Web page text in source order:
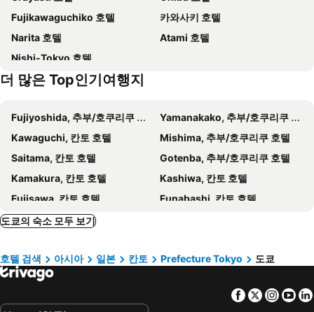
Shinjuku Kuyakusho-mae Capsule Hotel
Sakura Hotel Nippori
호텔 마이스테이스 오차노미즈 컨퍼런스 센터
Hotel Yaenomidori Tokyo
YOTEL Tokyo Ginza
Ginza International Hotel
미츠이 가든 호텔 긴자 프리미어
Hotel The Celestine Ginza
Sotetsu Fresa Inn Shimbashi Hibiyaguchi
ibis Styles Tokyo Ginza
Hotel Musse Ginza Meitetsu
Daiwa Roynet Hotel Shimbashi
호텔 그레이서리 긴자
Hotel Check In Shimbashi
Rembrandt Cabin & Spa Shimbashi - Caters to Men
Rembrandt Cabin & Spa Shimbashi - Caters to Men
The Hotel Shinbashi
Henn na Hotel Tokyo Asakusabashi
Hotel Amanek Shinjuku Kabukicho
야에스 터미널 호텔
APA 호텔 게이세이 우에노-에키마에
아카사카역
Chiba Station
Shimbashi Metro Station
Miyazaki large copper clock
Bellesalle Shiodome
Tsukijishijo Station
Senzokuike Park
The Grand Hall
Inokashira Park
Meiji-Jingūmae Metro Station
Yokohama British House
Minami-Asagaya Metro Station
Nakanosakaue Station
Odaiba Seaside Park
Fujikawaguchiko 호텔
카와사키 호텔
Narita 호텔
Atami 호텔
Nishi-Tokyo 호텔
더 많은 Top인기여행지
Fujiyoshida, 추부/호쿠리쿠 호텔
Yamanakako, 추부/호쿠리쿠 호텔
Kawaguchi, 칸토 호텔
Mishima, 추부/호쿠리쿠 호텔
Saitama, 칸토 호텔
Gotenba, 추부/호쿠리쿠 호텔
Kamakura, 칸토 호텔
Kashiwa, 칸토 호텔
Fujisawa, 칸토 호텔
Funabashi, 칸토 호텔
Yamanashi, 추부/호쿠리쿠 호텔
Tsukuba, 칸토 호텔
Tomisato, 칸토 호텔
Fuchu, 칸토 호텔
Musashino, 칸토 호텔
도쿄의 숙소 모두 보기
호텔 검색 아시아 일본 칸토 Prefecture Tokyo 도쿄
Facebook
Twitter